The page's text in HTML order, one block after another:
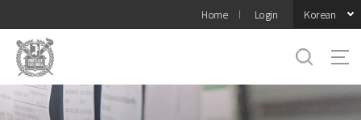
메뉴
Home Login Korean